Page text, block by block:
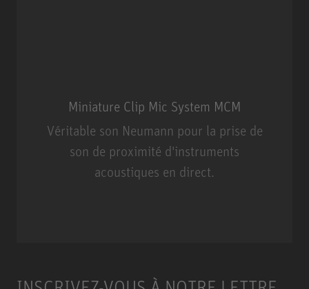
Miniature Clip Mic System MCM
Véritable son Neumann pour la prise de
son de proximité d'instruments
acoustiques en direct.